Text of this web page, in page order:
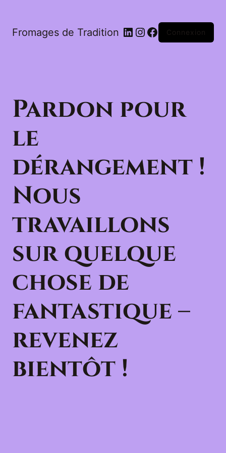
Fromages de Tradition LinkedIn
Instagram
Facebook
Connexion
Pardon pour
le
dérangement !
Nous
travaillons
sur quelque
chose de
fantastique –
revenez
bientôt !